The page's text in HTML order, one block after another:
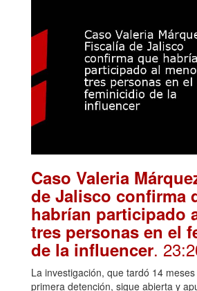
Caso Valeria
de Jalisco confirma
habrían participado
tres personas en el
de la influencer.
La investigación, que tardó 14
primera detención, sigue abierta y